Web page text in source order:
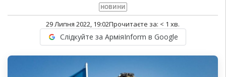
НОВИНИ
29 Липня 2022, 19:02Прочитаєте за: < 1 хв.
Слідкуйте за АрміяInform в Google